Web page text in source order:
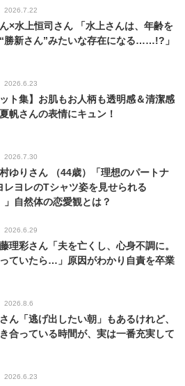
2026.7.22
×水上恒司さん 「水上さんは、年齢を
勝新さん”みたいな存在になる……!?」
2026.6.23
ト集】お肌もお人柄も透明感＆清潔感
帆さんの表情にキュン！
2026.7.30
ゆりさん （44歳）「理想のパートナ
レヨレのTシャツ姿を見せられる
」自然体の恋愛観とは？
2026.6.29
理彩さん「夫を亡くし、心身不調に。
ていたら…」原因がわかり自責を卒業
2026.8.6
ん「逃げ出したい朝」もあるけれど、
合っている時間が、実は一番充実して
2026.6.23